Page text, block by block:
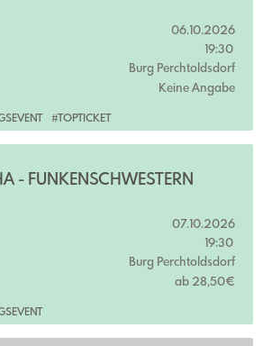
#TOPTICKET
06.10.2026
19:30
Burg Perchtoldsdorf
Keine Angabe
- FUNKENSCHWESTERN
07.10.2026
19:30
Burg Perchtoldsdorf
ab 28,50€